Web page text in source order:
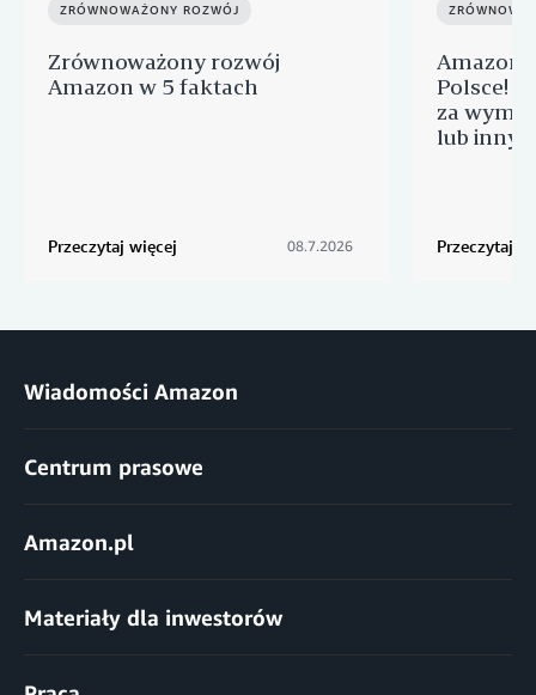
ZRÓWNOWAŻONY ROZWÓJ
Zrównoważony rozwój
Amazon w 5 faktach
Przeczytaj więcej 08.7.2026
Amazon
Polsce!
za
lub
Przeczytaj
Wiadomości Amazon
Centrum prasowe
Amazon.pl
Materiały dla inwestorów